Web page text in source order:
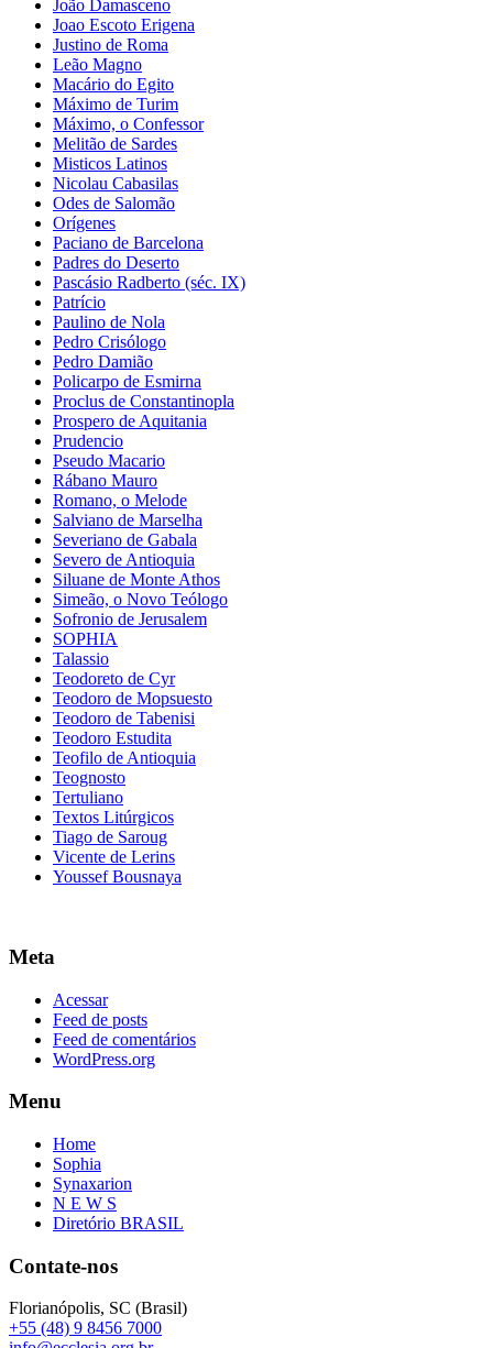
João Damasceno
Joao Escoto Erigena
Justino de Roma
Leão Magno
Macário do Egito
Máximo de Turim
Máximo, o Confessor
Melitão de Sardes
Misticos Latinos
Nicolau Cabasilas
Odes de Salomão
Orígenes
Paciano de Barcelona
Padres do Deserto
Pascásio Radberto (séc. IX)
Patrício
Paulino de Nola
Pedro Crisólogo
Pedro Damião
Policarpo de Esmirna
Proclus de Constantinopla
Prospero de Aquitania
Prudencio
Pseudo Macario
Rábano Mauro
Romano, o Melode
Salviano de Marselha
Severiano de Gabala
Severo de Antioquia
Siluane de Monte Athos
Simeão, o Novo Teólogo
Sofronio de Jerusalem
SOPHIA
Talassio
Teodoreto de Cyr
Teodoro de Mopsuesto
Teodoro de Tabenisi
Teodoro Estudita
Teofilo de Antioquia
Teognosto
Tertuliano
Textos Litúrgicos
Tiago de Saroug
Vicente de Lerins
Youssef Bousnaya
Meta
Acessar
Feed de posts
Feed de comentários
WordPress.org
Menu
Home
Sophia
Synaxarion
N E W S
Diretório BRASIL
Contate-nos
Florianópolis, SC (Brasil)
+55 (48) 9 8456 7000